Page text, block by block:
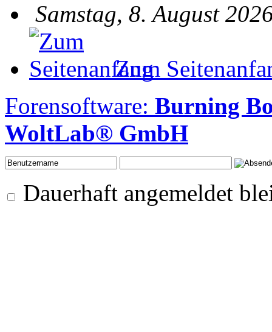
Samstag, 8. August
Zum
Forensoftware: Burning
WoltLab® GmbH
Dauerhaft angemeldet